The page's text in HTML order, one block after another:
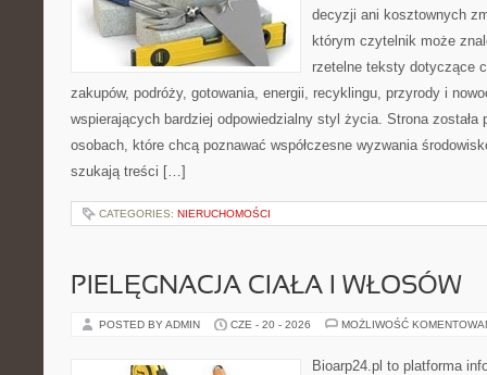
decyzji ani kosztownych
którym czytelnik może
rzetelne teksty dotyczące
zakupów, podróży, gotowania, energii, recyklingu, przyrody i
wspierających bardziej odpowiedzialny styl życia. Strona została
osobach, które chcą poznawać współczesne wyzwania
szukają treści […]
CATEGORIES: NIERUCHOMOŚCI
PIELĘGNACJA CIAŁA I WŁOSÓW
POSTED BY ADMIN CZE - 20 - 2026 MOŻLIWOŚĆ
Bioarp24.pl to platforma